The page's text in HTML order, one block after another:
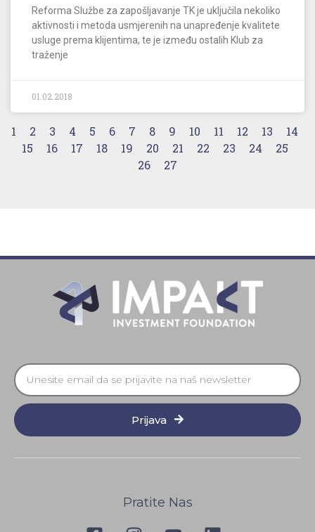
Reforma Službe za zapošljavanje TK je uključila nekoliko
aktivnosti i metoda usmjerenih na unapređenje kvalitete
usluge prema klijentima, te je između ostalih Klub za
traženje
01.02.2018
1 2 3 4 5 6 7 8 9 10 11 12 13
14
15
16 17 18 19 20 21 22 23 24
25
26
27
Prijava
Pratite Nas